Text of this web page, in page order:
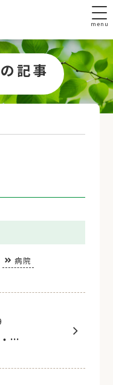
記事
病院
当院の患者様へのお見舞い・面会について
menu